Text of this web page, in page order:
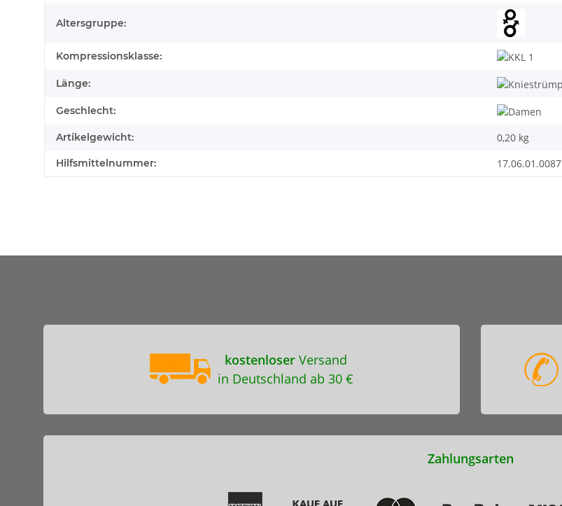
Altersgruppe:
Kompressionsklasse:
Länge:
Geschlecht:
Artikelgewicht: 0,20 kg
Hilfsmittelnummer: 17.06.01.0087
kostenloserVersand
in Deutschland ab 30 €
Zahlungsarten